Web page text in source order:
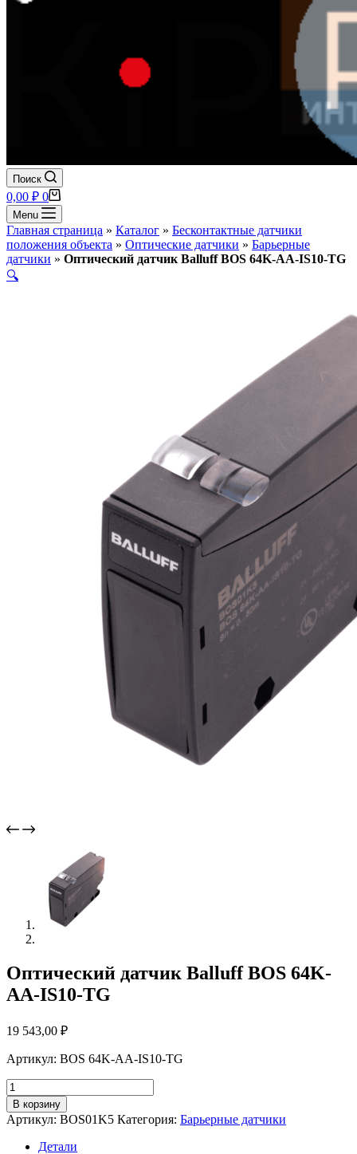
Поиск
Корзина
0,00 ₽ 0
Menu
Главная страница » Каталог » Бесконтактные датчики
положения объекта » Оптические датчики » Барьерные
датчики » Оптический датчик Balluff BOS 64K-AA-IS10-TG
🔍
Оптический датчик Balluff BOS 64K-
AA-IS10-TG
19 543,00 ₽
Артикул: BOS 64K-AA-IS10-TG
Количество
товара
Оптический
датчик
Balluff
В корзину
Артикул: BOS01K5 Категория: Барьерные датчики
Детали